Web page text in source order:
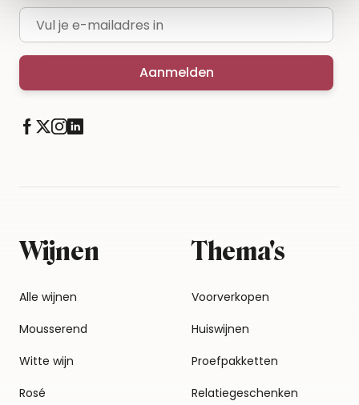
E-mailadres
Aanmelden
Wijnen
Alle wijnen
Mousserend
Witte wijn
Rosé
Thema's
Voorverkopen
Huiswijnen
Proefpakketten
Relatiegeschenken